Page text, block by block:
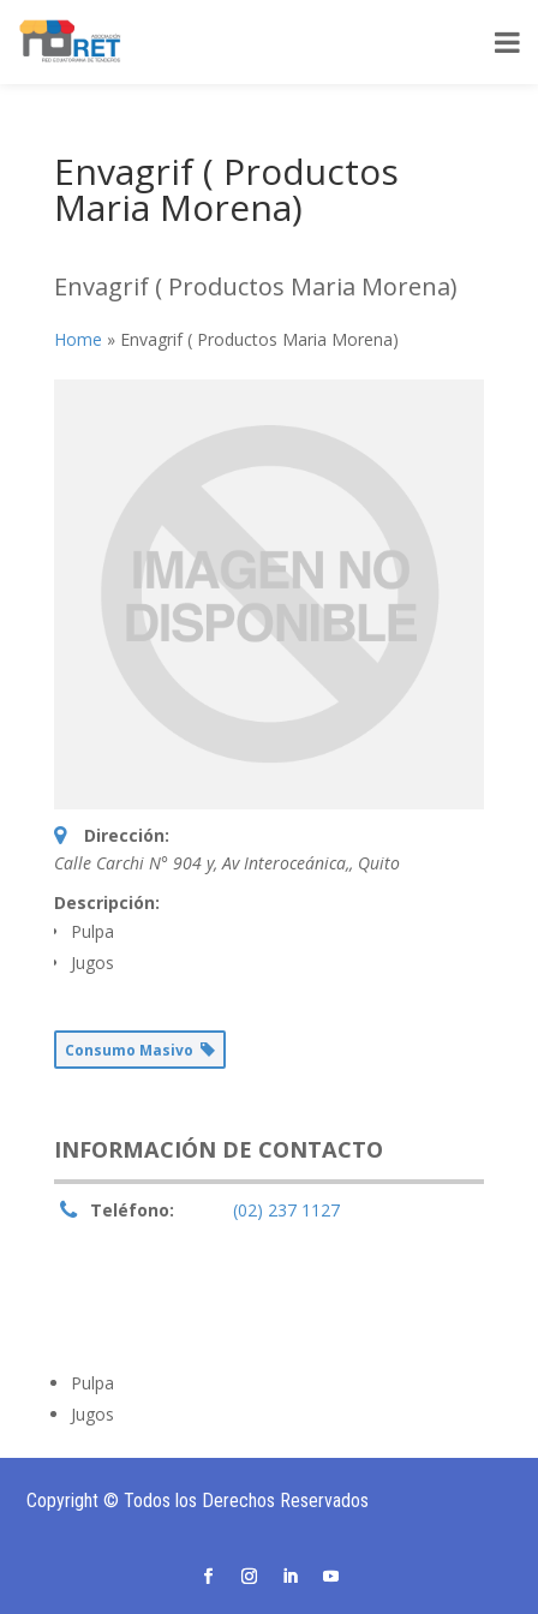
Envagrif ( Productos
Maria Morena)
Envagrif ( Productos Maria Morena)
Home » Envagrif ( Productos Maria Morena)
Dirección:
Calle Carchi N° 904 y, Av Interoceánica,, Quito
Descripción:
Pulpa
Jugos
Consumo Masivo
INFORMACIÓN DE CONTACTO
Teléfono: (02) 237 1127
Pulpa
Jugos
Copyright © Todos los Derechos Reservados